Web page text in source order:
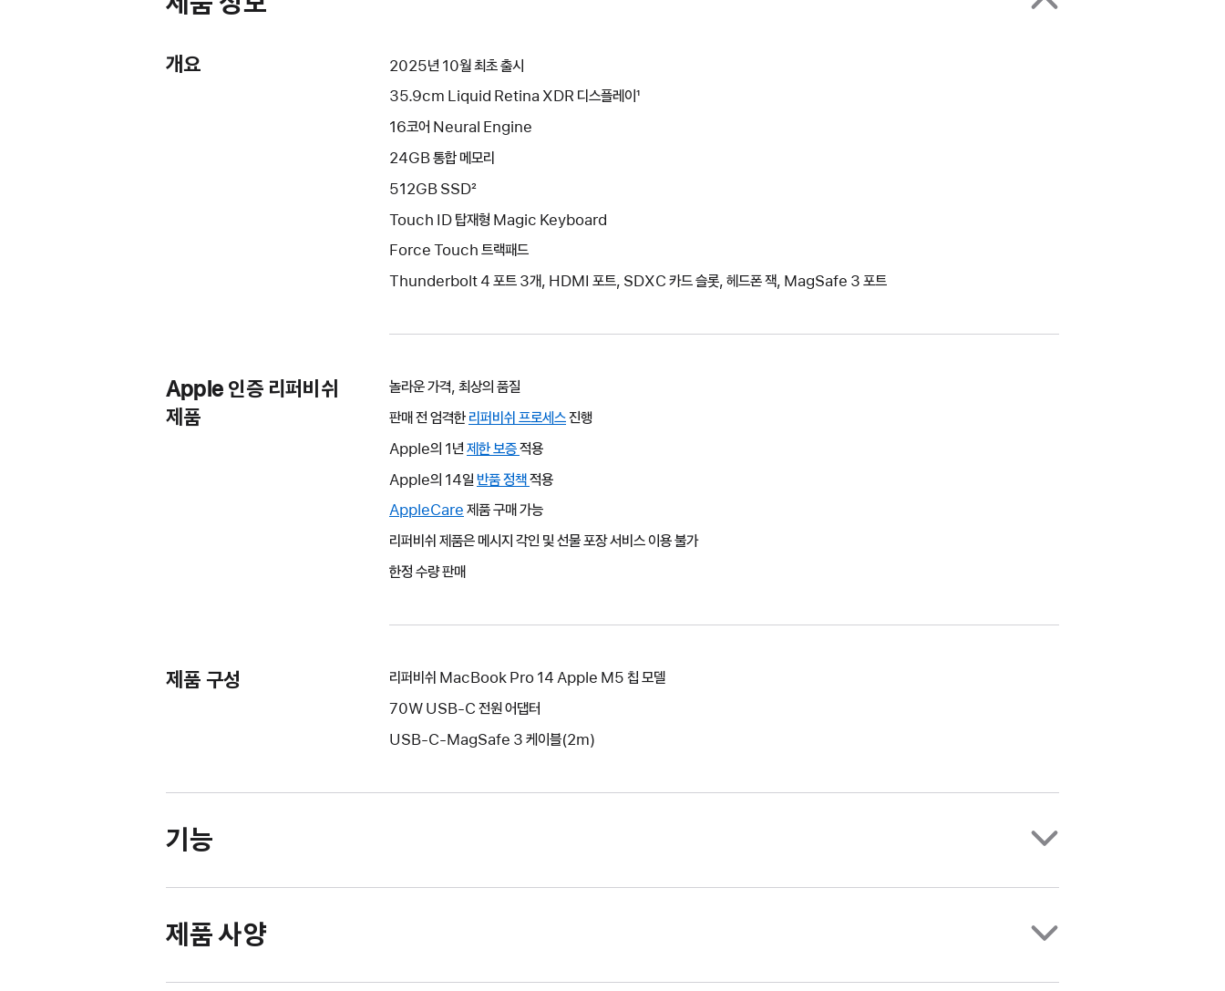
개요
2025년 10월 최초 출시
35.9cm Liquid Retina XDR 디스플레이¹
16코어 Neural Engine
24GB 통합 메모리
512GB SSD²
Touch ID 탑재형 Magic Keyboard
Force Touch 트랙패드
Thunderbolt 4 포트 3개, HDMI 포트, SDXC 카드 슬롯, 헤드폰 잭, MagSafe 3 포트
Apple 인증 리퍼비쉬
제품
놀라운 가격, 최상의 품질
판매 전 엄격한 리퍼비쉬 프로세스진행
Apple의 1년 제한 보증그러면
새
열립니다.
적용
Apple의 14일 반품 정책그러면
새
열립니다.
적용
AppleCare 그러면
새
열립니다.
제품 구매 가능
리퍼비쉬 제품은 메시지 각인 및 선물 포장 서비스 이용 불가
한정 수량 판매
제품 구성
리퍼비쉬 MacBook Pro 14 Apple M5 칩 모델
70W USB-C 전원 어댑터
USB-C-MagSafe 3 케이블(2m)
기능
제품 사양